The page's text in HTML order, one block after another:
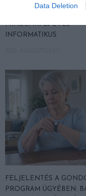
Data Deletion
NEM TE VAGY BÉNA,
MINDENKI 23 ÉVES
INFORMATIKUS
FELJELENTÉS A
PROGRAM ÜGYÉBEN: